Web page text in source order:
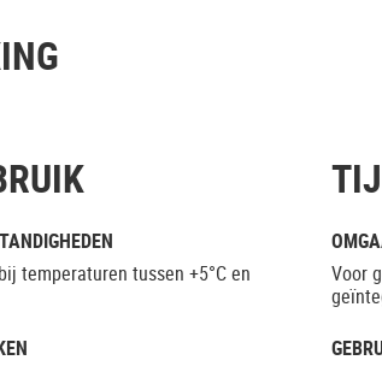
temperaturen tussen +5°C en
Voor